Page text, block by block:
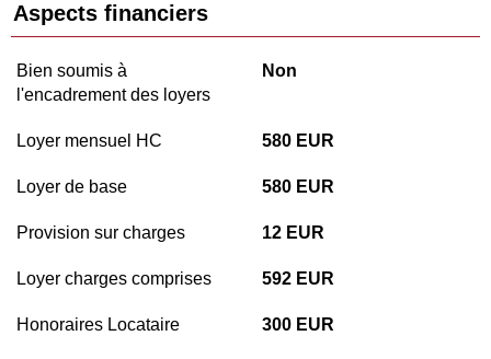
Aspects financiers
Bien soumis à
l'encadrement des loyers
Non
Loyer mensuel HC 580 EUR
Loyer de base 580 EUR
Provision sur charges 12 EUR
Loyer charges comprises 592 EUR
Honoraires Locataire 300 EUR